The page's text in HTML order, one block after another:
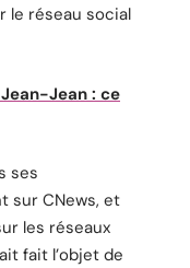
le réseau social
Jean : ce
ses
sur CNews, et
les réseaux
fait l’objet de